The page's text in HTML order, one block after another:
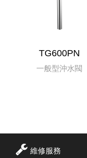
TG600PN
一般型沖水閥
維修服務